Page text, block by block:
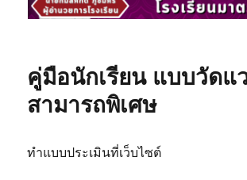
คู่มือนักเรียน แบบวัดแ
สามารถพิเศษ
ทำแบบประเมินที่เว็บไซต์